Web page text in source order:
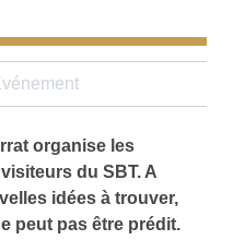
organise les
du SBT. A
idées à trouver,
peut pas être prédit.